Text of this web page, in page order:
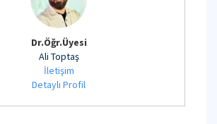
Dr.Öğr.Üyesi
Ali Toptaş
İletişim
Detaylı Profil